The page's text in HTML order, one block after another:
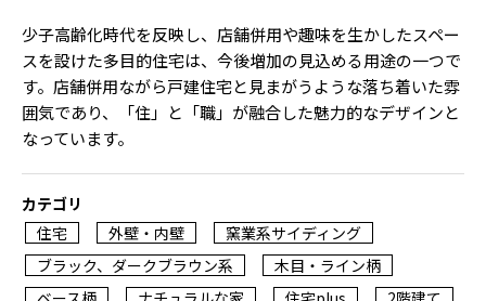
少子高齢化時代を反映し、店舗併用や趣味を生かしたスペー
スを設けた多目的住宅は、今後増加の見込める用途の一つで
す。店舗併用ながら戸建住宅と見まがうような落ち着いた雰
囲気であり、「住」と「職」が融合した魅力的なデザインと
なっています。
カテゴリ
住宅
外壁・内壁
窯業系サイディング
ブラック、ダークブラウン系
木目・ライン柄